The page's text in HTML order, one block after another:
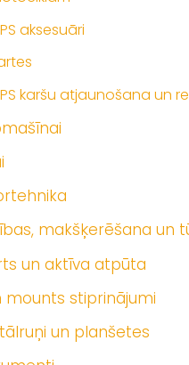
aksesuāri
karšu atjaunošana un
makšķerēšana un
un aktīva atpūta
mounts stiprinājumi
un planšetes